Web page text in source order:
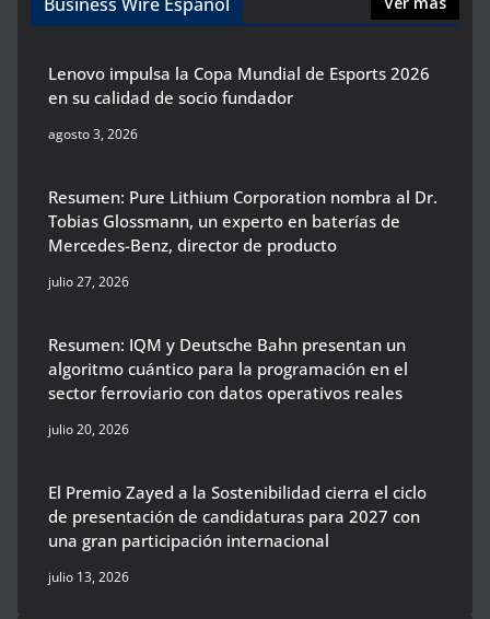
Business Wire Español
Lenovo impulsa la Copa Mundial de Esports 2026
en su calidad de socio fundador
agosto 3, 2026
Resumen: Pure Lithium Corporation nombra al Dr.
Tobias Glossmann, un experto en baterías de
Mercedes-Benz, director de producto
julio 27, 2026
Resumen: IQM y Deutsche Bahn presentan un
algoritmo cuántico para la programación en el
sector ferroviario con datos operativos reales
julio 20, 2026
El Premio Zayed a la Sostenibilidad cierra el ciclo
de presentación de candidaturas para 2027 con
una gran participación internacional
julio 13, 2026